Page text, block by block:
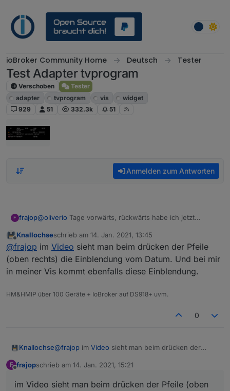
ioBroker Community Home Deutsch Tester
Test Adapter tvprogram
Verschoben
Tester
adapter
tvprogram vis
widget
929
51 332.3k 51
Anmelden zum Antworten
F frajop@oliverio Tage vorwärts, rückwärts habe ich jetzt
Bei dir wird dann ebenfalls diese Einblendung mit
dem geladenen Tag angezeigt? Schau dir das
Video im Thread mit der 0.0.8 an, da kann man es
sehen.
Was meinst du damit? Ich sehe da keine Einblendung!?
Ich finde nur ein Video für 7.
Breite im Widget und Fully gespielt (Breite im Widget
einwandfrei. Popup auch. Das Widget zeige ich als
Offline
Knallochseschrieb am 14. Jan. 2021, 13:45
zuletzt editiert von
@frajop im Video sieht man beim drücken der Pfeile
(oben rechts) die Einblendung vom Datum. Und bei mir
in meiner Vis kommt ebenfalls diese Einblendung.
HM&HMIP über 100 Geräte + IoBroker auf DS918+ uvm.
0
Knallochse@frajop im Video sieht man beim drücken der
Und bei mir in meiner Vis kommt ebenfalls diese
F frajopschrieb am 14. Jan. 2021, 15:21
zuletzt editiert von
im Video sieht man beim drücken der Pfeile (oben